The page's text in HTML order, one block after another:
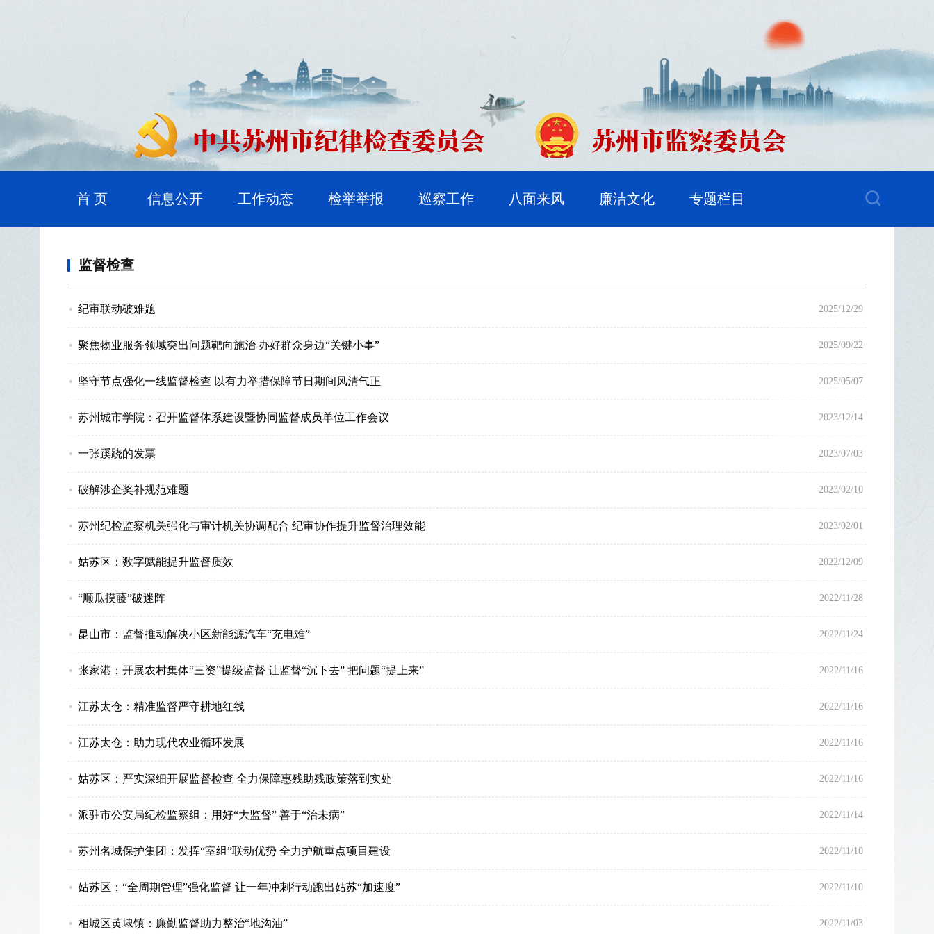
首 页 信息公开 工作动态 检举举报 巡察工作 八面来风 廉洁文化 专题栏目
监督检查
纪审联动破难题 2025/12/29
聚焦物业服务领域突出问题靶向施治 办好群众身边“关键小事” 2025/09/22
坚守节点强化一线监督检查 以有力举措保障节日期间风清气正 2025/05/07
苏州城市学院：召开监督体系建设暨协同监督成员单位工作会议 2023/12/14
一张蹊跷的发票 2023/07/03
破解涉企奖补规范难题 2023/02/10
苏州纪检监察机关强化与审计机关协调配合 纪审协作提升监督治理效能 2023/02/01
姑苏区：数字赋能提升监督质效 2022/12/09
“顺瓜摸藤”破迷阵 2022/11/28
昆山市：监督推动解决小区新能源汽车“充电难” 2022/11/24
张家港：开展农村集体“三资”提级监督 让监督“沉下去” 把问题“提上来” 2022/11/16
江苏太仓：精准监督严守耕地红线 2022/11/16
江苏太仓：助力现代农业循环发展 2022/11/16
姑苏区：严实深细开展监督检查 全力保障惠残助残政策落到实处 2022/11/16
派驻市公安局纪检监察组：用好“大监督” 善于“治未病” 2022/11/14
苏州名城保护集团：发挥“室组”联动优势 全力护航重点项目建设 2022/11/10
姑苏区：“全周期管理”强化监督 让一年冲刺行动跑出姑苏“加速度” 2022/11/10
相城区黄埭镇：廉勤监督助力整治“地沟油” 2022/11/03